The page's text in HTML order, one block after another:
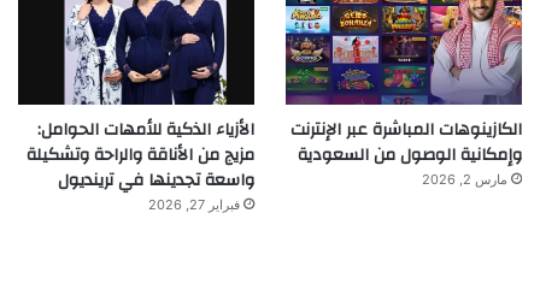
الكازينوهات المباشرة عبر الإنترنت
وإمكانية الوصول من السعودية
مارس 2, 2026
الأزياء الذكية للأمهات الحوامل:
مزيج من الأناقة والراحة وتشكيلة
واسعة تجدينها في ترينديول
فبراير 27, 2026